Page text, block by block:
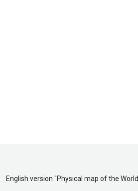
English version "Physical map of the World